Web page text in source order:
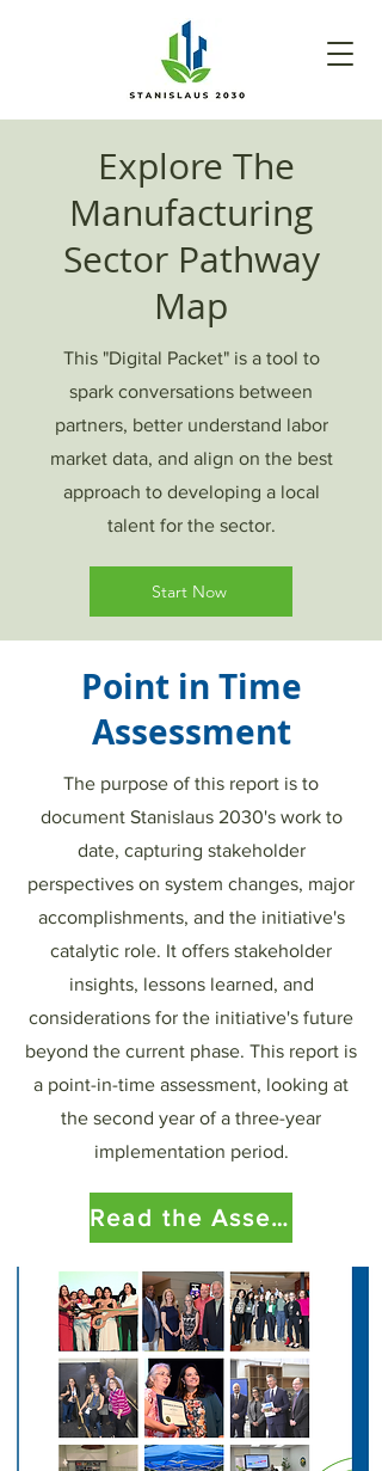
Explore The
Manufacturing
Sector Pathway
Map
This "Digital Packet" is a tool to
spark conversations between
partners, better understand labor
market data, and align on the best
approach to developing a local
talent for the sector.
Start Now
Point in Time
Assessment
The purpose of this report is to
document Stanislaus 2030's work to
date, capturing stakeholder
perspectives on system changes, major
accomplishments, and the initiative's
catalytic role. It offers stakeholder
insights, lessons learned, and
considerations for the initiative's future
beyond the current phase. This report is
a point-in-time assessment, looking at
the second year of a three-year
implementation period.
Read the Assesment